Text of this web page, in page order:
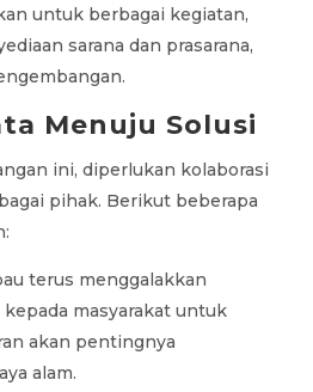
untuk berbagai kegiatan,
sarana dan prasarana,
Menuju Solusi
ini, diperlukan kolaborasi
pihak. Berikut beberapa
terus menggalakkan
masyarakat untuk
akan pentingnya
alam.